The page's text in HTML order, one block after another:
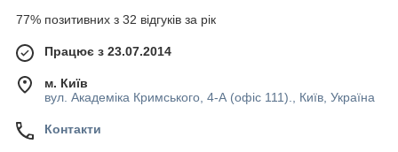
77% позитивних з 32 відгуків за рік
Працює з 23.07.2014
м. Київ
вул. Академіка Кримського, 4-А (офіс 111)., Київ, Україна
Контакти